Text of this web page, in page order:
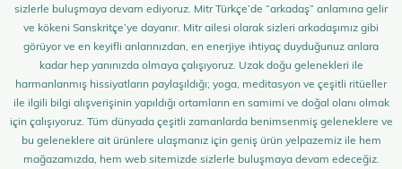
sizlerle buluşmaya devam ediyoruz. Mitr Türkçe’de “arkadaş” anlamına gelir
ve kökeni Sanskritçe’ye dayanır. Mitr ailesi olarak sizleri arkadaşımız gibi
görüyor ve en keyifli anlarınızdan, en enerjiye ihtiyaç duyduğunuz anlara
kadar hep yanınızda olmaya çalışıyoruz. Uzak doğu gelenekleri ile
harmanlanmış hissiyatların paylaşıldığı; yoga, meditasyon ve çeşitli ritüeller
ile ilgili bilgi alışverişinin yapıldığı ortamların en samimi ve doğal olanı olmak
için çalışıyoruz. Tüm dünyada çeşitli zamanlarda benimsenmiş geleneklere ve
bu geleneklere ait ürünlere ulaşmanız için geniş ürün yelpazemiz ile hem
mağazamızda, hem web sitemizde sizlerle buluşmaya devam edeceğiz.